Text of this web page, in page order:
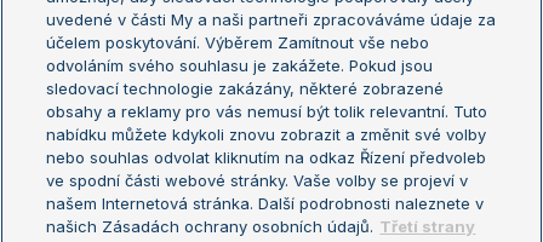
US Open
Turnaj mistrů
Turnaj mistryň
Aktualní trendy
Fotbalové přestupy
Livesport Daily
uvedené v části My a naši partneři zpracováváme údaje za
účelem poskytování. Výběrem Zamítnout vše nebo
odvoláním svého souhlasu je zakážete. Pokud jsou
sledovací technologie zakázány, některé zobrazené
obsahy a reklamy pro vás nemusí být tolik relevantní. Tuto
nabídku můžete kdykoli znovu zobrazit a změnit své volby
nebo souhlas odvolat kliknutím na odkaz Řízení předvoleb
ve spodní části webové stránky. Vaše volby se projeví v
našem Internetová stránka. Další podrobnosti naleznete v
našich Zásadách ochrany osobních údajů. Třetí strany